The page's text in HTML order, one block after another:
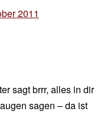
2011
sagt brrr, alles in dir
sagen – da ist